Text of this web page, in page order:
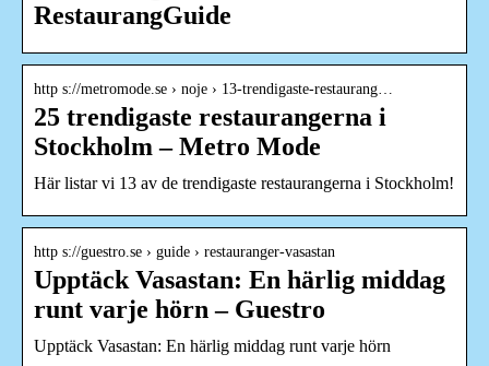
RestaurangGuide
http s://metromode.se › noje › 13-trendigaste-restaurang…
25 trendigaste restaurangerna i
Stockholm – Metro Mode
Här listar vi 13 av de trendigaste restaurangerna i Stockholm!
http s://guestro.se › guide › restauranger-vasastan
Upptäck Vasastan: En härlig middag
runt varje hörn – Guestro
Upptäck Vasastan: En härlig middag runt varje hörn